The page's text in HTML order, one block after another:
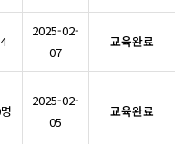
2025-02-
07
교육완료
2025-02-
05
교육완료